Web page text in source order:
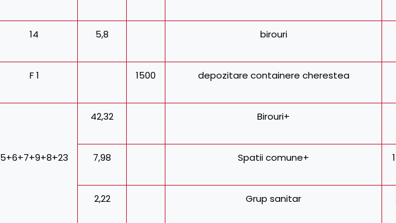
14 5,8 birouri
F 1 1500 depozitare containere cherestea
5+6+7+9+8+23
42,32 Birouri+
7,98 Spatii comune+
2,22 Grup sanitar